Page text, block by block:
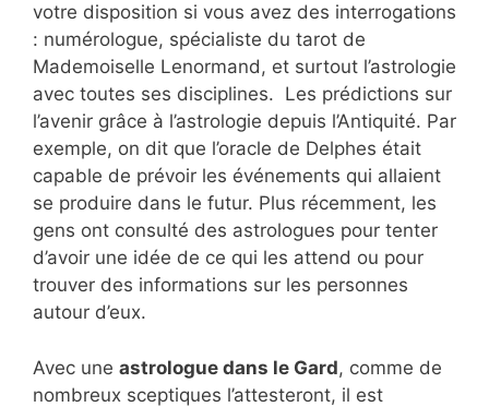
votre disposition si vous avez des interrogations
: numérologue, spécialiste du tarot de
Mademoiselle Lenormand, et surtout l’astrologie
avec toutes ses disciplines. Les prédictions sur
l’avenir grâce à l’astrologie depuis l’Antiquité. Par
exemple, on dit que l’oracle de Delphes était
capable de prévoir les événements qui allaient
se produire dans le futur. Plus récemment, les
gens ont consulté des astrologues pour tenter
d’avoir une idée de ce qui les attend ou pour
trouver des informations sur les personnes
autour d’eux.
Avec une astrologue dans le Gard, comme de
nombreux sceptiques l’attesteront, il est